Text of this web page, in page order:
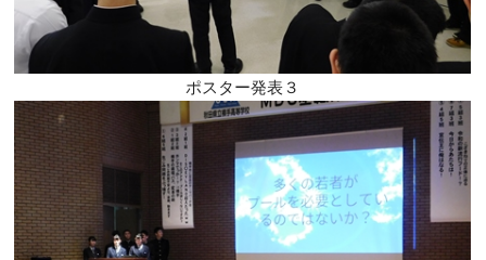
ポスター発表３